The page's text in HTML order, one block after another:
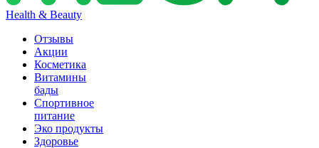
Health & Beauty
Отзывы
Акции
Косметика
Витамины
бады
Спортивное
питание
Эко продукты
Здоровье